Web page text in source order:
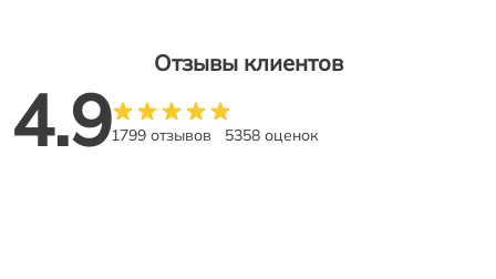
Отзывы клиентов
4.91799 отзывов 5358 оценок